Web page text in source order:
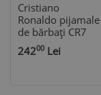
Cristiano
Ronaldo pijamale
de bărbați CR7
Short grey - L
24200 Lei